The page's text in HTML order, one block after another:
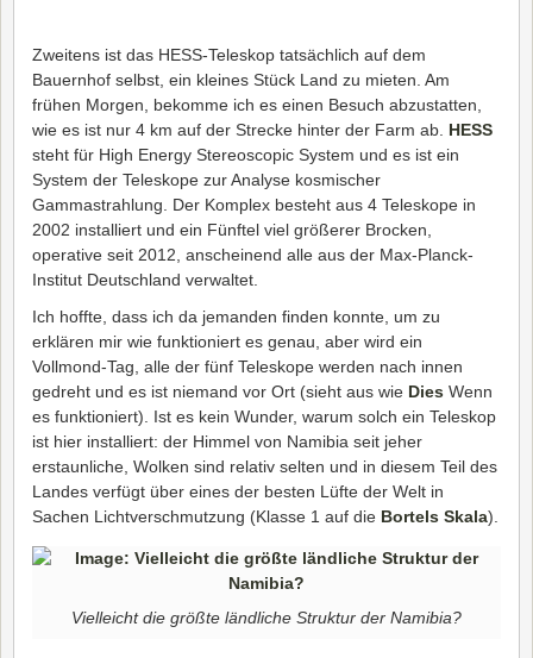
Zweitens ist das HESS-Teleskop tatsächlich auf dem
Bauernhof selbst, ein kleines Stück Land zu mieten. Am
frühen Morgen, bekomme ich es einen Besuch abzustatten,
wie es ist nur 4 km auf der Strecke hinter der Farm ab. HESS
steht für High Energy Stereoscopic System und es ist ein
System der Teleskope zur Analyse kosmischer
Gammastrahlung. Der Komplex besteht aus 4 Teleskope in
2002 installiert und ein Fünftel viel größerer Brocken,
operative seit 2012, anscheinend alle aus der Max-Planck-
Institut Deutschland verwaltet.
Ich hoffte, dass ich da jemanden finden konnte, um zu
erklären mir wie funktioniert es genau, aber wird ein
Vollmond-Tag, alle der fünf Teleskope werden nach innen
gedreht und es ist niemand vor Ort (sieht aus wie Dies Wenn
es funktioniert). Ist es kein Wunder, warum solch ein Teleskop
ist hier installiert: der Himmel von Namibia seit jeher
erstaunliche, Wolken sind relativ selten und in diesem Teil des
Landes verfügt über eines der besten Lüfte der Welt in
Sachen Lichtverschmutzung (Klasse 1 auf die Bortels Skala).
Vielleicht die größte ländliche Struktur der Namibia?